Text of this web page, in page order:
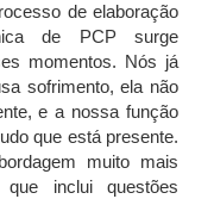
de elaboração
de PCP surge
momentos. Nós já
sofrimento, ela não
e a nossa função
que está presente.
muito mais
inclui questões